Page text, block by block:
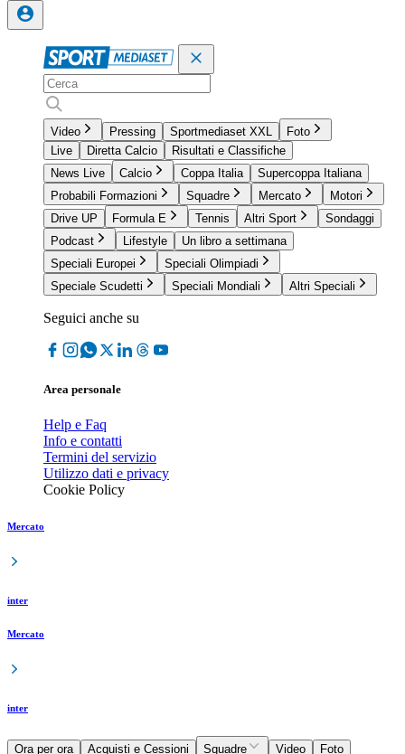
Video Pressing Sportmediaset XXL
Foto
Live
Diretta Calcio
Risultati e Classifiche
News Live
Calcio Coppa Italia
Supercoppa Italiana
Probabili Formazioni
Squadre Mercato
Motori
Drive UP
Formula E Tennis Altri Sport
Sondaggi
Podcast
Lifestyle
Un libro a settimana
Speciali Europei
Speciali Olimpiadi
Speciale Scudetti
Speciali Mondiali Altri Speciali
Seguici anche su
Area personale
Help e Faq
Info e contatti
Termini del servizio
Utilizzo dati e privacy
Cookie Policy
Mercato
inter
Mercato
inter
Ora per ora Acquisti e Cessioni Squadre Video Foto